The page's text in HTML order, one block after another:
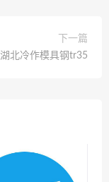
下一篇
湖北冷作模具钢tr35